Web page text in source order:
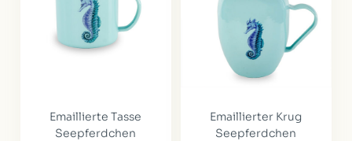
Emaillierte Tasse
Seepferdchen
Emaillierter Krug
Seepferdchen